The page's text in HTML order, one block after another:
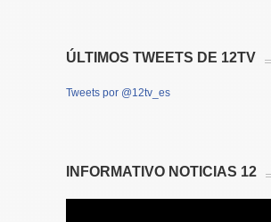
ÚLTIMOS TWEETS DE 12TV
Tweets por @12tv_es
INFORMATIVO NOTICIAS 12